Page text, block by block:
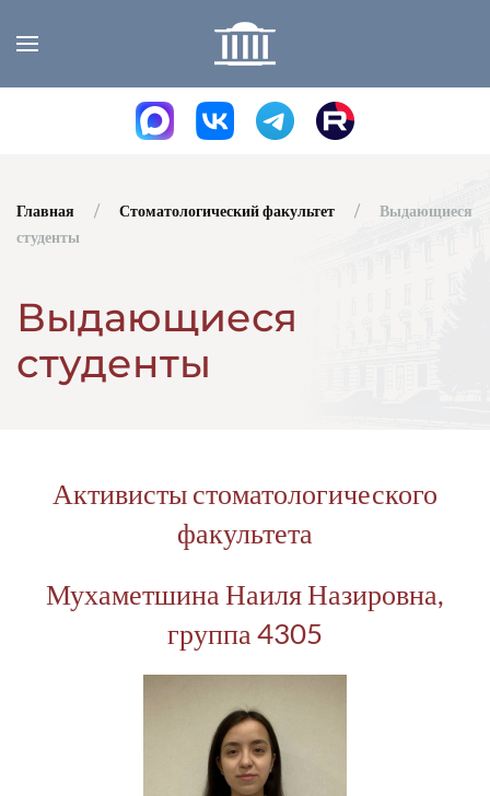
Skip to main content
Главная Стоматологический факультет
Выдающиеся
студенты
Выдающиеся
студенты
Активисты стоматологического
факультета
Мухаметшина Наиля Назировна,
группа 4305